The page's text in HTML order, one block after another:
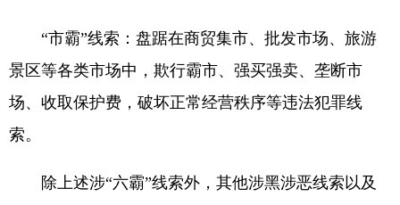
“市霸”线索：盘踞在商贸集市、批发市场、旅游
景区等各类市场中，欺行霸市、强买强卖、垄断市
场、收取保护费，破坏正常经营秩序等违法犯罪线
索。
除上述涉“六霸”线索外，其他涉黑涉恶线索以及